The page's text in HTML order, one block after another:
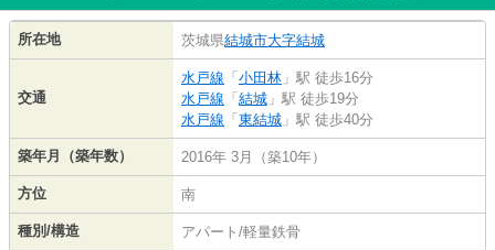
所在地 茨城県結城市大字結城
交通
水戸線 「 小田林 」駅 徒歩16分
水戸線 「 結城 」駅 徒歩19分
水戸線 「 東結城 」駅 徒歩40分
築年月（築年数） 2016年 3月（築10年）
方位 南
種別/構造 アパート/軽量鉄骨